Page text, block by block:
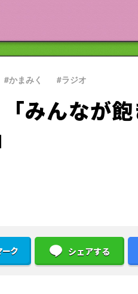
#かまみく #ラジオ
みんなが
ーク シェアする